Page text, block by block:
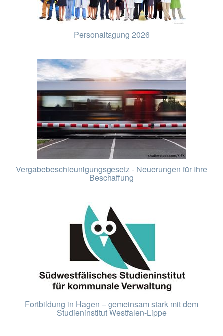
Personaltagung 2026
Vergabebeschleunigungsgesetz - Neuerungen für Ihre
Beschaffung
Fortbildung in Hagen – gemeinsam stark mit dem
Studieninstitut Westfalen-Lippe